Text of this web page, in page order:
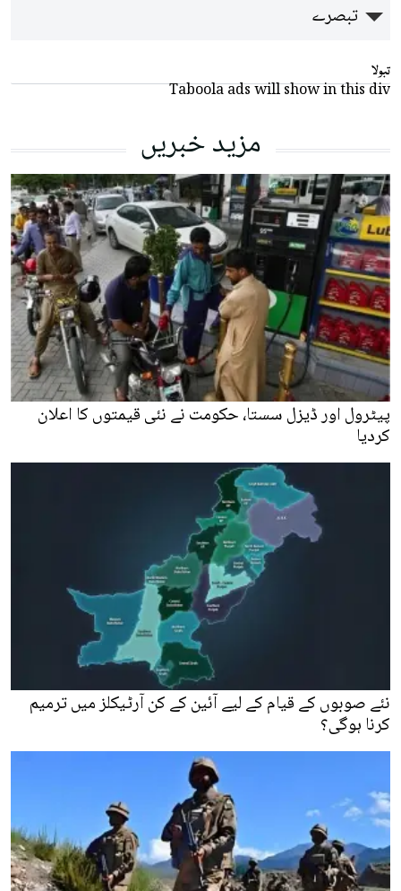
تبصرے
تبولا
Taboola ads will show in this div
مزید خبریں
پیٹرول اور ڈیزل سستا، حکومت نے نئی قیمتوں کا اعلان
کردیا
نئے صوبوں کے قیام کے لیے آئین کے کن آرٹیکلز میں ترمیم
کرنا ہوگی؟